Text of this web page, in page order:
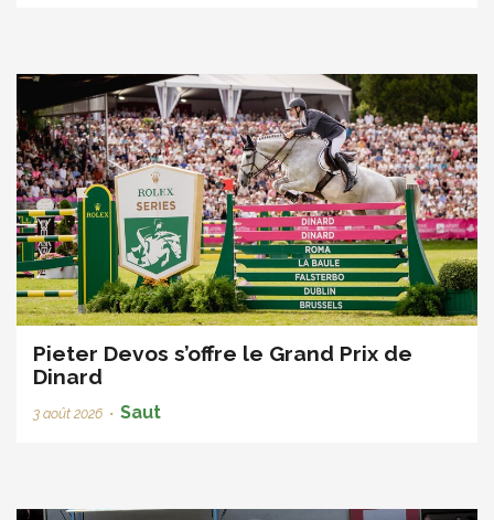
Pieter Devos s’offre le Grand Prix de
Dinard
3 août 2026 • Saut